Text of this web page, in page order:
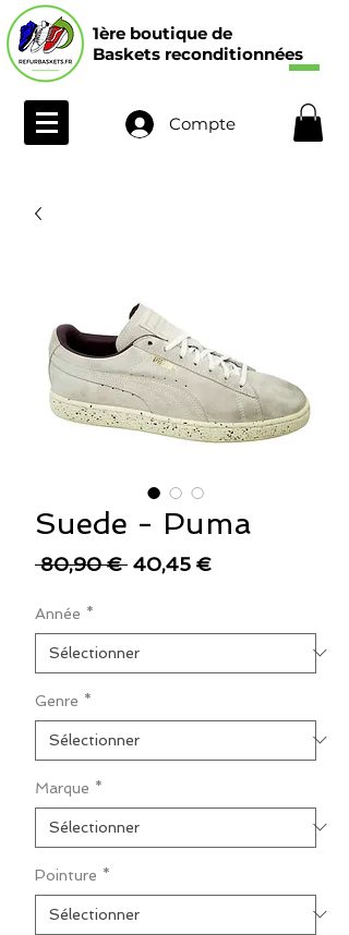
1ère boutique de
Baskets reconditionnées
Compte
Suede - Puma
80,90 € Prix
40,45 €Prix
Année *
Genre *
Marque *
Pointure *